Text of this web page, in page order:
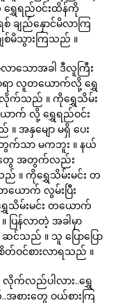
ေရည်ဝင်းထိန်ကို
ျည်နှောင်မိလာကြ
စ်မိသွားကြသည် ။
လာသောအခါ ဒီလူကြီး
ာ လူတယောက်လို့ ရွှေ
က်သည် ။ ကိုရွှေသိမ်း
က် လို့ ရွှေရည်ဝင်း
အနှမျော မရှိ ပေး
သာ မကဘူး ။ နယ်
မတွေ အတွက်လည်း
။ ကိုရွှေသိမ်းမင်း တ
ယောက် လွမ်းပြီး
သိမ်းမင်း တယောက်
ပြန်လာတဲ့ အခါမှာ
သည် ။ သူ ပြောပြော
ဝင်စားလာရသည် ။
က်လည်ပါလား..ရွှေ
စားတွေ ဝယ်စားကြ